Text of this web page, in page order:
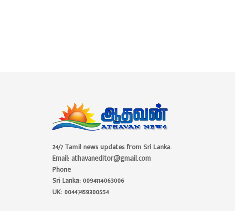
24/7 Tamil news updates from Sri Lanka.
Email: athavaneditor@gmail.com
Phone
Sri Lanka: 0094114063006
UK: 00447459300554